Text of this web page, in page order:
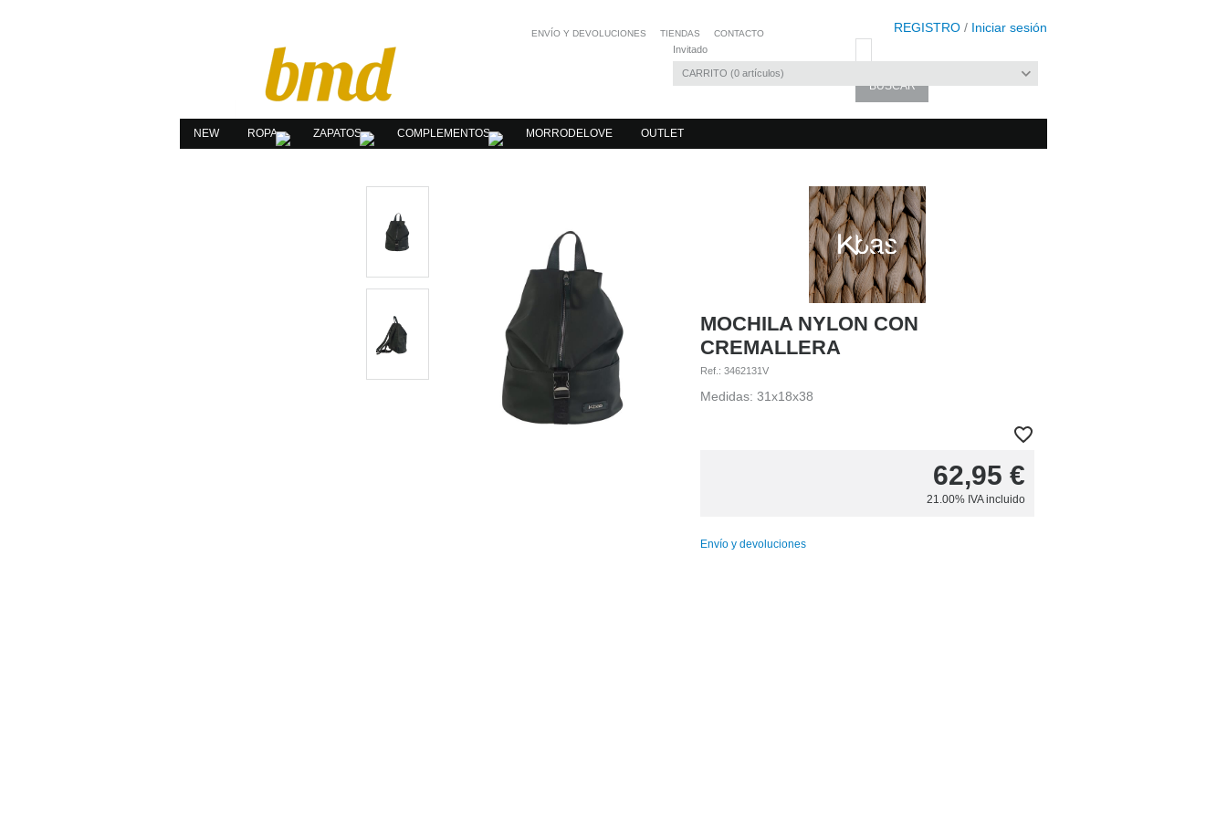
REGISTRO / Iniciar sesión
Invitado
CARRITO 0 artículos
ENVÍO Y DEVOLUCIONES TIENDAS CONTACTO
NEW ROPA ZAPATOS COMPLEMENTOS MORRODELOVE OUTLET
MOCHILA NYLON CON
CREMALLERA
Ref.: 3462131V
Medidas: 31x18x38
62,95 €
21.00% IVA incluido
Envío y devoluciones